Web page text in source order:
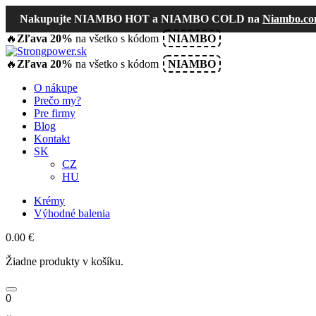
Nakupujte NIAMBO HOT a NIAMBO COLD na
🔥 Zľava 20% na všetko s kódom NIAMBO
🔥 Zľava 20% na všetko s kódom
NIAMBO
O nákupe
Prečo my?
Pre firmy
Blog
Kontakt
SK
CZ
HU
Krémy
Výhodné balenia
0.00 €
Žiadne produkty v košíku.
0